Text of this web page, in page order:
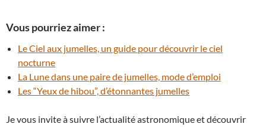
Vous pourriez aimer :
Le Ciel aux jumelles, un guide pour découvrir le ciel
nocturne
La Lune dans une paire de jumelles, mode d’emploi
Les “Yeux de hibou”, d’étonnantes jumelles
Je vous invite à suivre l’actualité astronomique et découvrir